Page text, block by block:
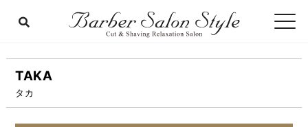
TAKA
タカ